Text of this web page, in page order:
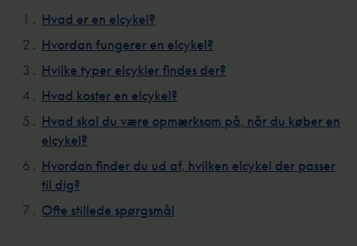
Hvad er en elcykel?
Hvordan fungerer en elcykel?
Hvilke typer elcykler findes der?
Hvad koster en elcykel?
Hvad skal du være opmærksom på, når du køber en
elcykel?
Hvordan finder du ud af, hvilken elcykel der passer
til dig?
Ofte stillede spørgsmål